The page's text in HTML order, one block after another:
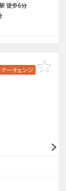
徒歩6分
ーチェンジ